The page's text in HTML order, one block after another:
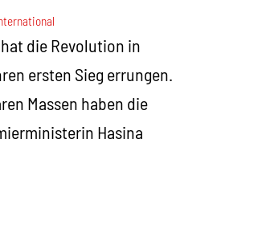
die Revolution in
ersten Sieg errungen.
Massen haben die
Hasina